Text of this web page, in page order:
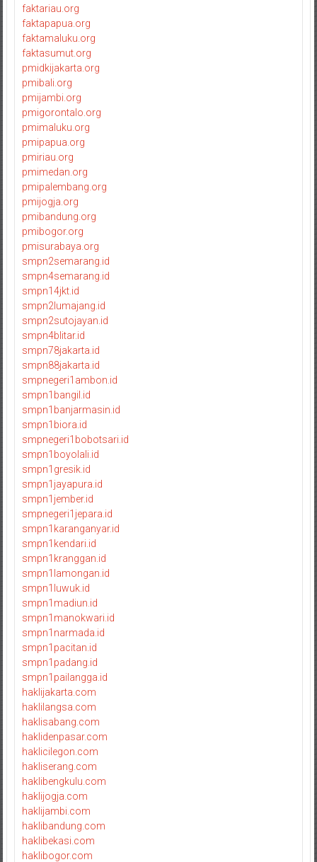
faktariau.org
faktapapua.org
faktamaluku.org
faktasumut.org
pmidkijakarta.org
pmibali.org
pmijambi.org
pmigorontalo.org
pmimaluku.org
pmipapua.org
pmiriau.org
pmimedan.org
pmipalembang.org
pmijogja.org
pmibandung.org
pmibogor.org
pmisurabaya.org
smpn2semarang.id
smpn4semarang.id
smpn14jkt.id
smpn2lumajang.id
smpn2sutojayan.id
smpn4blitar.id
smpn78jakarta.id
smpn88jakarta.id
smpnegeri1ambon.id
smpn1bangil.id
smpn1banjarmasin.id
smpn1biora.id
smpnegeri1bobotsari.id
smpn1boyolali.id
smpn1gresik.id
smpn1jayapura.id
smpn1jember.id
smpnegeri1jepara.id
smpn1karanganyar.id
smpn1kendari.id
smpn1kranggan.id
smpn1lamongan.id
smpn1luwuk.id
smpn1madiun.id
smpn1manokwari.id
smpn1narmada.id
smpn1pacitan.id
smpn1padang.id
smpn1pailangga.id
haklijakarta.com
haklilangsa.com
haklisabang.com
haklidenpasar.com
haklicilegon.com
hakliserang.com
haklibengkulu.com
haklijogja.com
haklijambi.com
haklibandung.com
haklibekasi.com
haklibogor.com